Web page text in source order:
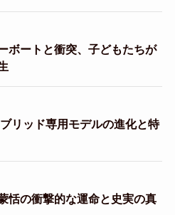
ボートと衝突、子どもたちが
リッド専用モデルの進化と特
恬の衝撃的な運命と史実の真